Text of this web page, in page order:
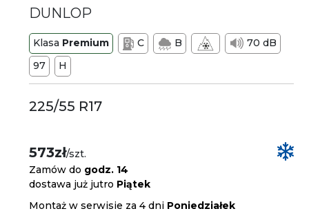
DUNLOP
Klasa Premium C B
70 dB
97
H
225/55 R17
573zł/szt.
Zamów do godz. 14
dostawa już jutro Piątek
Montaż w serwisie za 4 dni Poniedziałek